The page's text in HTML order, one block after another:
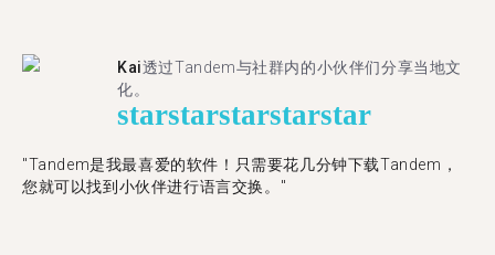
Kai透过Tandem与社群内的小伙伴们分享当地文
化。
starstarstarstarstar
"Tandem是我最喜爱的软件！只需要花几分钟下载Tandem，
您就可以找到小伙伴进行语言交换。"